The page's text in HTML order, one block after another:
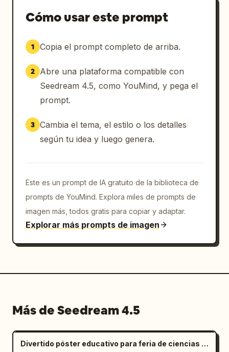
Cómo usar este prompt
1 Copia el prompt completo de arriba.
2
Abre una plataforma compatible con
Seedream 4.5, como YouMind, y pega el
prompt.
3 Cambia el tema, el estilo o los detalles
según tu idea y luego genera.
Este es un prompt de IA gratuito de la biblioteca de
prompts de YouMind. Explora miles de prompts de
imagen más, todos gratis para copiar y adaptar.
Explorar más prompts de imagen
Más de Seedream 4.5
Divertido póster educativo para feria de ciencias infantil